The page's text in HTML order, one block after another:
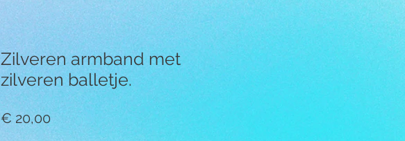
Zilveren armband met
zilveren balletje.
€ 20,00Prijs